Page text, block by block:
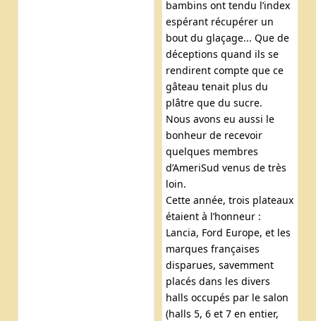
bambins ont tendu l’index
espérant récupérer un
bout du glaçage... Que de
déceptions quand ils se
rendirent compte que ce
gâteau tenait plus du
plâtre que du sucre.
Nous avons eu aussi le
bonheur de recevoir
quelques membres
d’AmeriSud venus de très
loin.
Cette année, trois plateaux
étaient à l’honneur :
Lancia, Ford Europe, et les
marques françaises
disparues, savemment
placés dans les divers
halls occupés par le salon
(halls 5, 6 et 7 en entier,